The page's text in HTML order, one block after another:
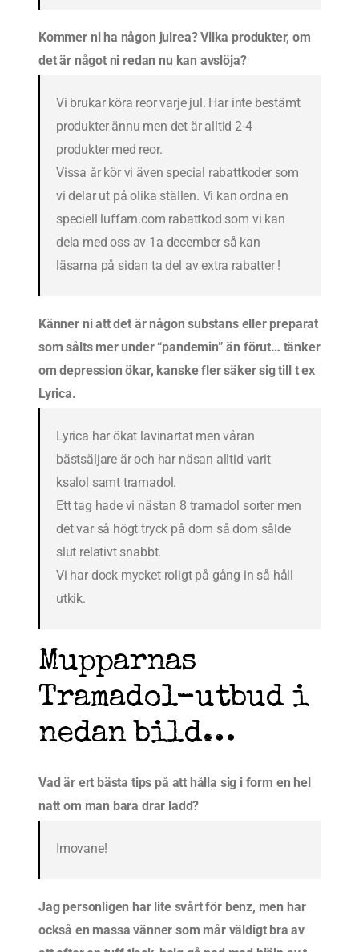
Kommer ni ha någon julrea? Vilka produkter, om
det är något ni redan nu kan avslöja?
Vi brukar köra reor varje jul. Har inte bestämt
produkter ännu men det är alltid 2-4
produkter med reor.
Vissa år kör vi även special rabattkoder som
vi delar ut på olika ställen. Vi kan ordna en
speciell luffarn.com rabattkod som vi kan
dela med oss av 1a december så kan
läsarna på sidan ta del av extra rabatter !
Känner ni att det är någon substans eller preparat
som sålts mer under “pandemin” än förut… tänker
om depression ökar, kanske fler säker sig till t ex
Lyrica.
Lyrica har ökat lavinartat men våran
bästsäljare är och har näsan alltid varit
ksalol samt tramadol.
Ett tag hade vi nästan 8 tramadol sorter men
det var så högt tryck på dom så dom sålde
slut relativt snabbt.
Vi har dock mycket roligt på gång in så håll
utkik.
Mupparnas
Tramadol-utbud i
nedan bild…
Vad är ert bästa tips på att hålla sig i form en hel
natt om man bara drar ladd?
Imovane!
Jag personligen har lite svårt för benz, men har
också en massa vänner som mår väldigt bra av